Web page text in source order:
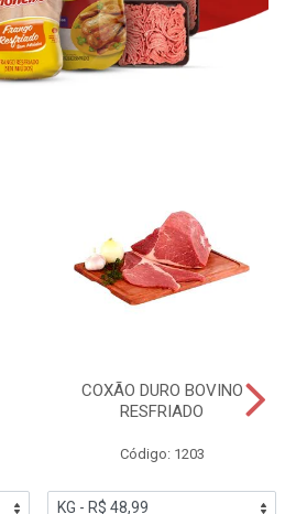
COXÃO DURO BOVINO
RESFRIADO
Código: 1203